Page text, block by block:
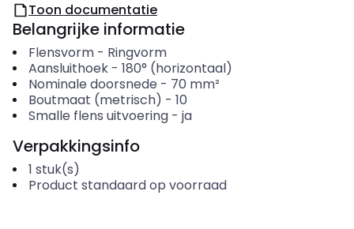
Toon documentatie
Belangrijke informatie
Flensvorm- Ringvorm
Aansluithoek- 180° (horizontaal)
Nominale doorsnede - 70 mm²
Boutmaat (metrisch) - 10
Smalle flens uitvoering- ja
Verpakkingsinfo
1 stuk(s)
Product standaard op voorraad